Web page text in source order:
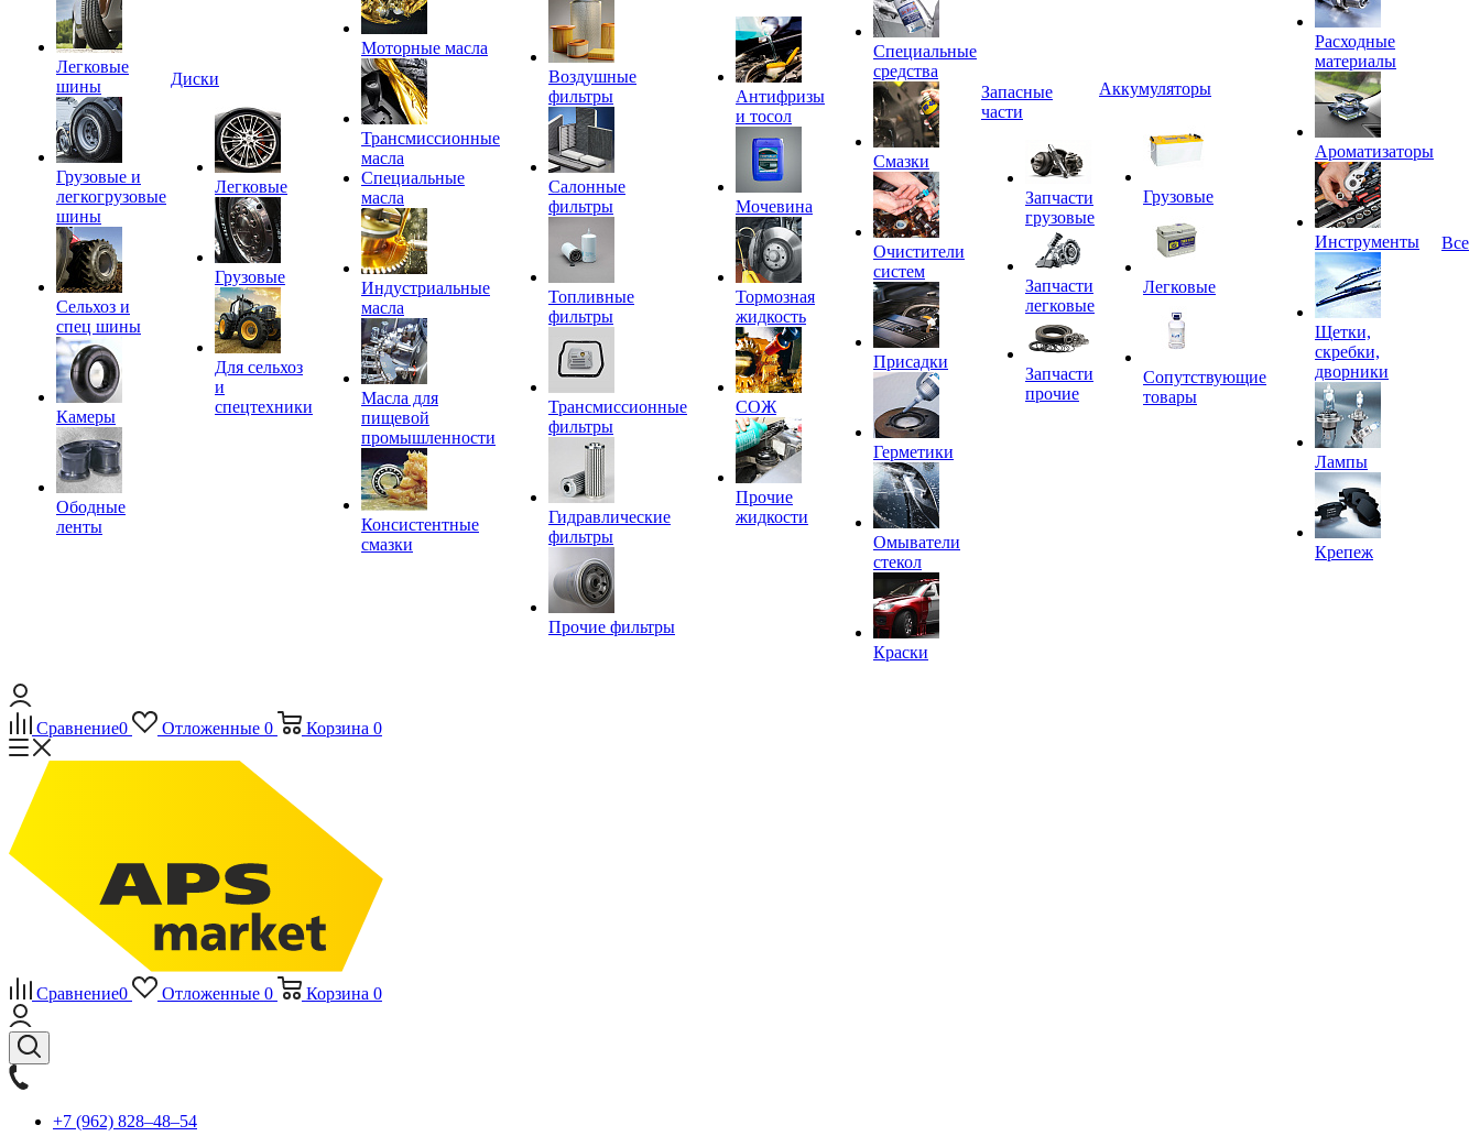
Легковые
шины
Грузовые и
легкогрузовые
шины
Сельхоз и
спец шины
Камеры
Ободные
ленты
Диски
Легковые
Грузовые
Для сельхоз
и
спецтехники
Моторные масла
Трансмиссионные
масла
Специальные
масла
Индустриальные
масла
Масла для
пищевой
промышленности
Консистентные
смазки
Воздушные
фильтры
Салонные
фильтры
Топливные
фильтры
Трансмиссионные
фильтры
Гидравлические
фильтры
Прочие фильтры
Антифризы
и тосол
Мочевина
Тормозная
жидкость
СОЖ
Прочие
жидкости
Специальные
средства
Смазки
Очистители
систем
Присадки
Герметики
Омыватели
стекол
Краски
Запасные
части
Запчасти
грузовые
Запчасти
легковые
Запчасти
прочие
Аккумуляторы
Грузовые
Легковые
Сопутствующие
товары
Расходные
материалы
Ароматизаторы
Инструменты
Щетки,
скребки,
дворники
Лампы
Крепеж
Все
Сравнение0 Отложенные 0 Корзина 0
Сравнение0 Отложенные 0 Корзина 0
+7 (962) 828‒48‒54